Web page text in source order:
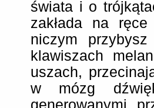
świata i o
zakłada na ręce
niczym
klawiszach
uszach,
w mózg
generowanymi